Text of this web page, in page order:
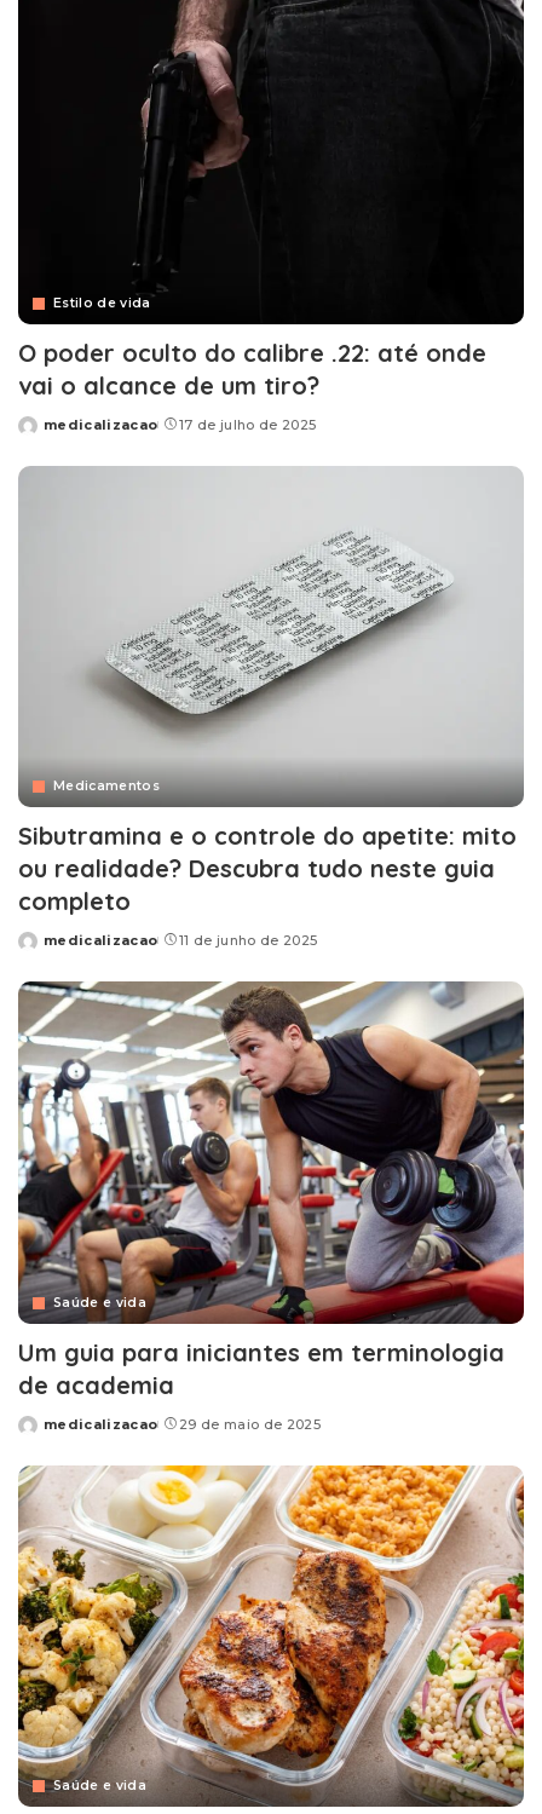
Estilo de vida
O poder oculto do calibre .22: até onde
vai o alcance de um tiro?
Posted
medicalizacao 17 de julho de 2025
Medicamentos
Sibutramina e o controle do apetite: mito
ou realidade? Descubra tudo neste guia
completo
Posted
medicalizacao 11 de junho de 2025
Saúde e vida
Um guia para iniciantes em terminologia
de academia
Posted
medicalizacao 29 de maio de 2025
Saúde e vida